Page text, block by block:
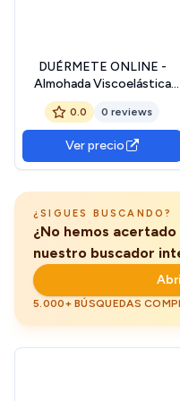
DUÉRMETE ONLINE -
Almohada Viscoelástica
Carbono Plus | Máximo
Confort y Excelente
Adaptabilidad con
Propiedades Antiestrés |
135 x 40 cm
0.0 0 reviews
Ver precio
¿SIGUES BUSCANDO?
¿No hemos
nuestro buscador
5.000+ BÚSQUEDAS